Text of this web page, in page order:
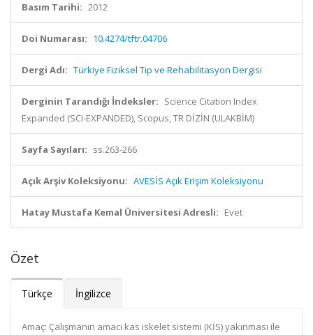
Basım Tarihi: 2012
Doi Numarası: 10.4274/tftr.04706
Dergi Adı: Türkiye Fiziksel Tıp ve Rehabilitasyon Dergisi
Derginin Tarandığı İndeksler: Science Citation Index
Expanded (SCI-EXPANDED), Scopus, TR DİZİN (ULAKBİM)
Sayfa Sayıları: ss.263-266
Açık Arşiv Koleksiyonu: AVESİS Açık Erişim Koleksiyonu
Hatay Mustafa Kemal Üniversitesi Adresli: Evet
Özet
Türkçe İngilizce
Amaç: Çalışmanın amacı kas iskelet sistemi (KİS) yakınması ile